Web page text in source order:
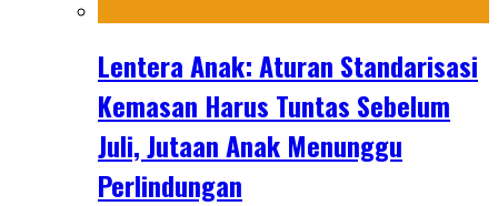
Lentera Anak: Aturan Standarisasi
Kemasan Harus Tuntas Sebelum
Juli, Jutaan Anak Menunggu
Perlindungan